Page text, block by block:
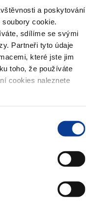
a poskytování
cookie.
sdílíme se svými
Partneři tyto údaje
které jste jim
toho, že používáte
cookies naleznete
000 až 8 000 000 000
aukce
na dvě desetinná
banka
dluhopisů
České republiky